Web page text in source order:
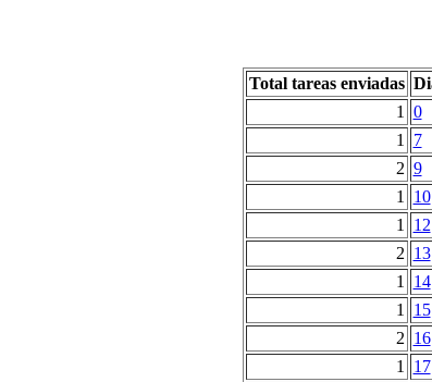
Total tareas enviadas
1
0
1
7
2 9
1
10
1
12
2 13
1
14
1
15
2 16
1
17